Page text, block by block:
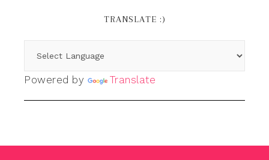
TRANSLATE :)
Powered by Translate